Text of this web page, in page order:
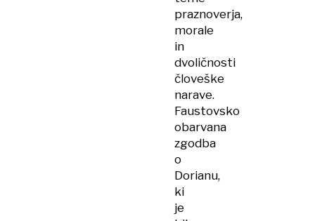
praznoverja,
morale
in
dvoličnosti
človeške
narave.
Faustovsko
obarvana
zgodba
o
Dorianu,
ki
je